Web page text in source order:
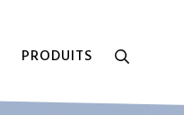
PRODUITS